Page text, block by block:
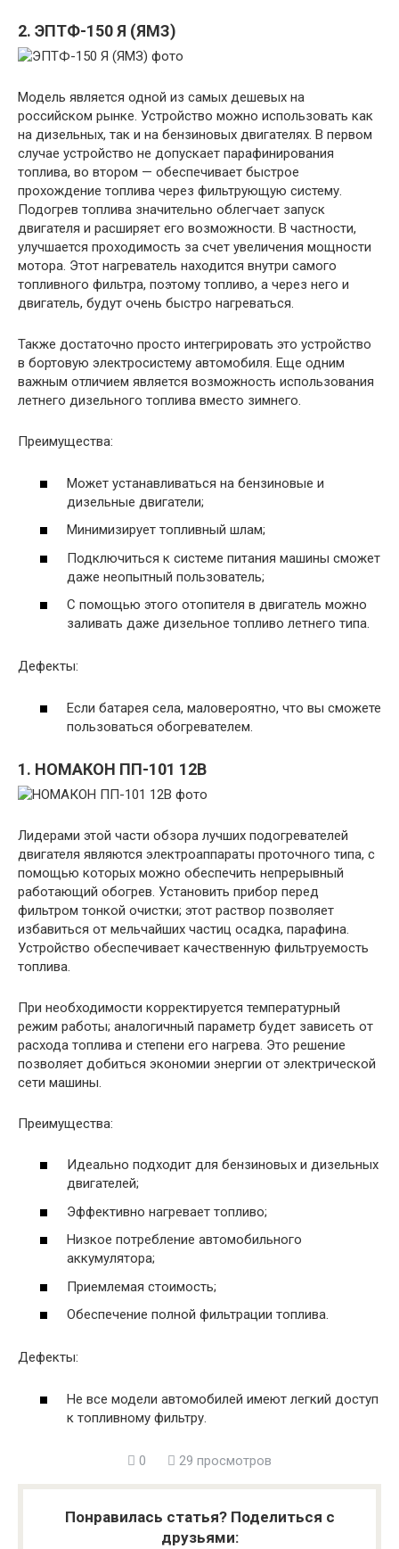
2. ЭПТФ-150 Я (ЯМЗ)
Модель является одной из самых дешевых на
российском рынке. Устройство можно использовать как
на дизельных, так и на бензиновых двигателях. В первом
случае устройство не допускает парафинирования
топлива, во втором — обеспечивает быстрое
прохождение топлива через фильтрующую систему.
Подогрев топлива значительно облегчает запуск
двигателя и расширяет его возможности. В частности,
улучшается проходимость за счет увеличения мощности
мотора. Этот нагреватель находится внутри самого
топливного фильтра, поэтому топливо, а через него и
двигатель, будут очень быстро нагреваться.
Также достаточно просто интегрировать это устройство
в бортовую электросистему автомобиля. Еще одним
важным отличием является возможность использования
летнего дизельного топлива вместо зимнего.
Преимущества:
Может устанавливаться на бензиновые и
дизельные двигатели;
Минимизирует топливный шлам;
Подключиться к системе питания машины сможет
даже неопытный пользователь;
С помощью этого отопителя в двигатель можно
заливать даже дизельное топливо летнего типа.
Дефекты:
Если батарея села, маловероятно, что вы сможете
пользоваться обогревателем.
1. НОМАКОН ПП-101 12В
Лидерами этой части обзора лучших подогревателей
двигателя являются электроаппараты проточного типа, с
помощью которых можно обеспечить непрерывный
работающий обогрев. Установить прибор перед
фильтром тонкой очистки; этот раствор позволяет
избавиться от мельчайших частиц осадка, парафина.
Устройство обеспечивает качественную фильтруемость
топлива.
При необходимости корректируется температурный
режим работы; аналогичный параметр будет зависеть от
расхода топлива и степени его нагрева. Это решение
позволяет добиться экономии энергии от электрической
сети машины.
Преимущества:
Идеально подходит для бензиновых и дизельных
двигателей;
Эффективно нагревает топливо;
Низкое потребление автомобильного
аккумулятора;
Приемлемая стоимость;
Обеспечение полной фильтрации топлива.
Дефекты:
Не все модели автомобилей имеют легкий доступ
к топливному фильтру.
0 29 просмотров
Понравилась статья? Поделиться с
друзьями: